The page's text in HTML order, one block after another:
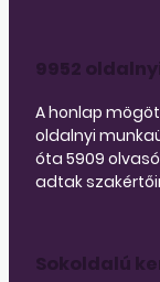
9952
A honlap
oldalnyi
óta 5909
adtak
Sokoldalú